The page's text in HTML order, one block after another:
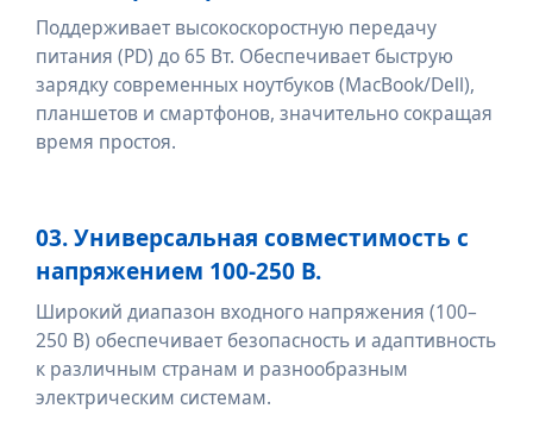
Поддерживает высокоскоростную передачу
питания (PD) до 65 Вт. Обеспечивает быструю
зарядку современных ноутбуков (MacBook/Dell),
планшетов и смартфонов, значительно сокращая
время простоя.
03. Универсальная совместимость с
напряжением 100-250 В.
Широкий диапазон входного напряжения (100–
250 В) обеспечивает безопасность и адаптивность
к различным странам и разнообразным
электрическим системам.